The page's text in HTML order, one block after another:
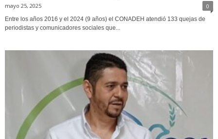
mayo 25, 2025 0
Entre los años 2016 y el 2024 (9 años) el CONADEH atendió 133 quejas de
periodistas y comunicadores sociales que...